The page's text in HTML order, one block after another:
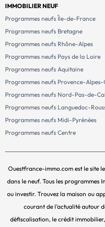
IMMOBILIER NEUF
Programmes neufs Île-de-France
Programmes neufs Bretagne
Programmes neufs Rhône-Alpes
Programmes neufs Pays de la Loire
Programmes neufs Aquitaine
Programmes neufs Provence-Alpes-
Programmes neufs Nord-Pas-de-
Programmes neufs Languedoc-
Programmes neufs Midi-Pyrénées
Programmes neufs Centre
Ouestfrance-immo.com est le site
dans le neuf. Tous les programmes
ou investir. Trouvez la maison ou
courant de l’actualité autour
défiscalisation, le crédit